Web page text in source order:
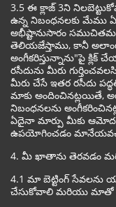
3.5 ఈ క్లాజ్ 3ని
ఉన్న నిబంధనలకు
అభీష్టానుసారం
తెలియజేస్తాము, కానీ
అంగీకరిస్తున్నాను"పై
రసీదును మీరు
మీరు చేసే ఇతర రసీదు
మాకు అందించినట్లయితే,
నిబంధనలను
ఏదైనా మార్పు మీకు
ఉపయోగించడం
4. మీ ఖాతాను తెరవడం
4.1 మా బెట్టింగ్
చేసుకోవాలి మరియు